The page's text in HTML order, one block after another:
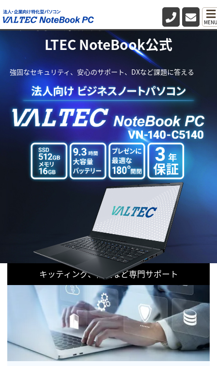
MENU
法人向け業務用パソコン・PC VA
LTEC NoteBook公式
強固なセキュリティ、安心のサポート、DXなど課題に答える
キッティング、修理など専門サポート